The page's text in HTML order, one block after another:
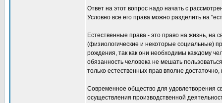
Ответ на этот вопрос надо начать с
Условно все его права можно разделить на
Естественные права - это право на жизнь, на
(физиологические и некоторые социальные)
рождения, так как они необходимы каждому
обязанность человека не мешать
только естественных прав вполне
Современное общество для удовлетворения
осуществления производственной